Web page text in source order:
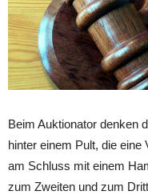
Beim Auktionator denken
hinter einem Pult, die eine
am Schluss mit einem
zum Zweiten und zum